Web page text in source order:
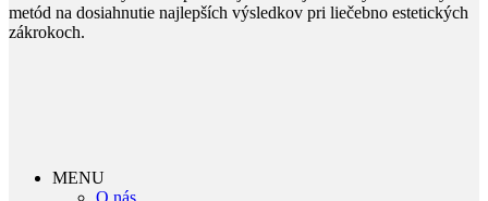
metód na dosiahnutie najlepších výsledkov pri liečebno estetických
zákrokoch.
MENU
O nás